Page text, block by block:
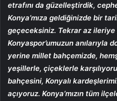
etrafını da güzelleştirdik,
Konya’mıza geldiğinizde bir
geçeceksiniz. Tekrar az
Konyaspor’umuzun anılarıyla
yerine millet bahçemizde,
yeşillerle, çiçeklerle
bahçesini, Konyalı
açıyoruz. Konya’mızın tüm